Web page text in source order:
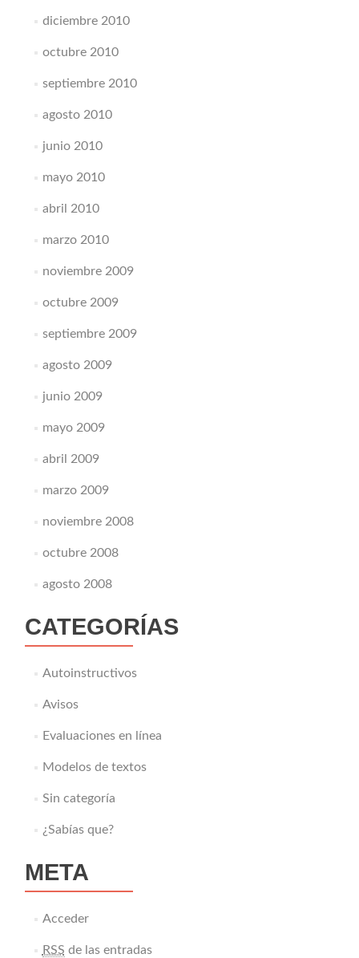
diciembre 2010
octubre 2010
septiembre 2010
agosto 2010
junio 2010
mayo 2010
abril 2010
marzo 2010
noviembre 2009
octubre 2009
septiembre 2009
agosto 2009
junio 2009
mayo 2009
abril 2009
marzo 2009
noviembre 2008
octubre 2008
agosto 2008
CATEGORÍAS
Autoinstructivos
Avisos
Evaluaciones en línea
Modelos de textos
Sin categoría
¿Sabías que?
META
Acceder
RSS de las entradas